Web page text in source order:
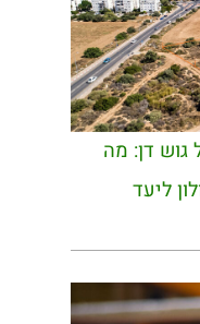
דן: מה
ח 500 בחולון ליעד